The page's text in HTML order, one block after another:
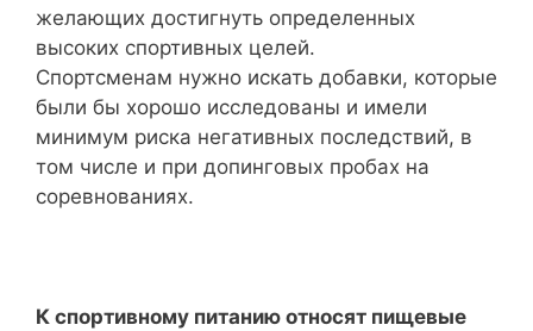
желающих достигнуть определенных
высоких спортивных целей.
Спортсменам нужно искать добавки, которые
были бы хорошо исследованы и имели
минимум риска негативных последствий, в
том числе и при допинговых пробах на
соревнованиях.
К спортивному питанию относят пищевые